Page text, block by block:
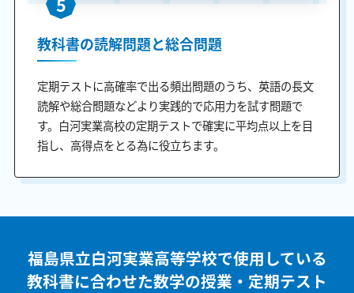
教科書の読解問題と総合問題
定期テストに高確率で出る頻出問題のうち、英語の長文
読解や総合問題などより実践的で応用力を試す問題で
す。白河実業高校の定期テストで確実に平均点以上を目
指し、高得点をとる為に役立ちます。
福島県立白河実業高等学校で使用している
教科書に合わせた数学の授業・定期テスト